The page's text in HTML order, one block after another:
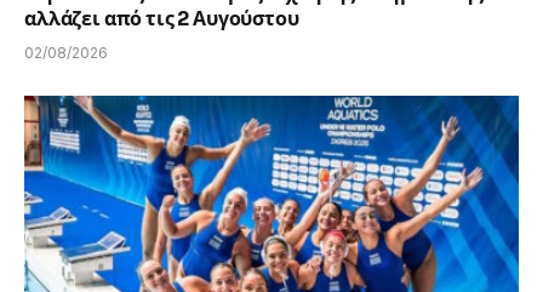
αλλάζει από τις 2 Αυγούστου
02/08/2026